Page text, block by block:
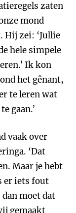
zaten
mond
Hij zei: ‘Jullie
hele simpele
Ik kon
het gênant,
te leren wat
gaan.’
vaak over
‘Dat
Maar je hebt
er iets fout
dan moet dat
gemaakt